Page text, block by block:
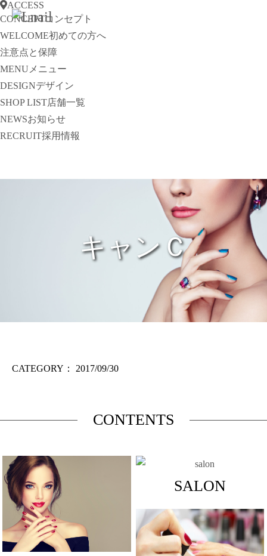
ACCESS
CONCEPTコンセプト
WELCOME初めての方へ
注意点と保障
MENU メニュー
DESIGNデザイン
SHOP LIST店舗一覧
NEWSお知らせ
RECRUIT採用情報
キャンＣ
CATEGORY： 2017/09/30
CONTENTS
SALON